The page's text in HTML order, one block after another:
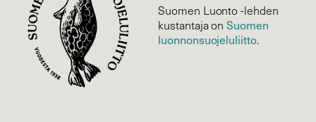
Suomen Luonto -lehden
kustantaja onSuomen
luonnonsuojelu­liitto.